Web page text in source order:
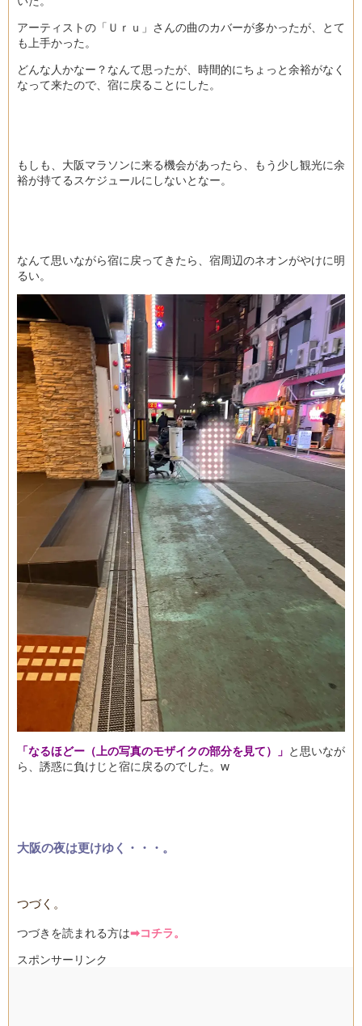
アーティストの「Ｕｒｕ」さんの曲のカバーが多かったが、とて
も上手かった。
どんな人かなー？なんて思ったが、時間的にちょっと余裕がなく
なって来たので、宿に戻ることにした。
もしも、大阪マラソンに来る機会があったら、もう少し観光に余
裕が持てるスケジュールにしないとなー。
なんて思いながら宿に戻ってきたら、宿周辺のネオンがやけに明
るい。
「なるほどー（上の写真のモザイクの部分を見て）」 と思いなが
ら、誘惑に負けじと宿に戻るのでした。w
大阪の夜は更けゆく・・・。
つづく。
つづきを読まれる方は➡コチラ。
スポンサーリンク